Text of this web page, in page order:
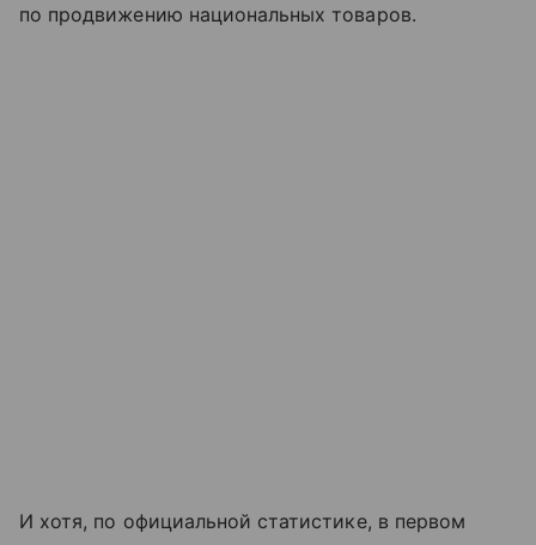
по продвижению национальных товаров.
И хотя, по официальной статистике, в первом